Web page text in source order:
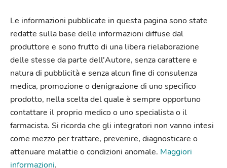
Le informazioni pubblicate in questa pagina sono state
redatte sulla base delle informazioni diffuse dal
produttore e sono frutto di una libera rielaborazione
delle stesse da parte dell'Autore, senza carattere e
natura di pubblicità e senza alcun fine di consulenza
medica, promozione o denigrazione di uno specifico
prodotto, nella scelta del quale è sempre opportuno
contattare il proprio medico o uno specialista o il
farmacista. Si ricorda che gli integratori non vanno intesi
come mezzo per trattare, prevenire, diagnosticare o
attenuare malattie o condizioni anomale. Maggiori
informazioni.